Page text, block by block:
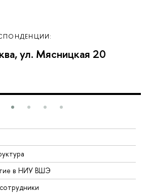
ул. Мясницкая 20
в НИУ ВШЭ